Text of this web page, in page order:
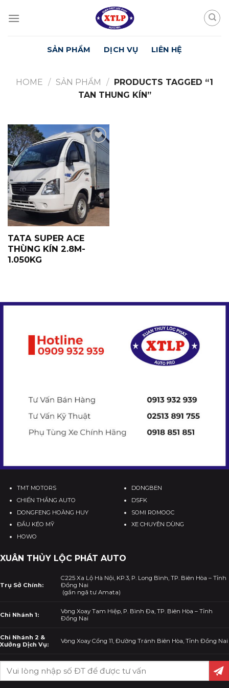
SẢN PHẨM DỊCH VỤ LIÊN HỆ
HOME / SẢN PHẨM / PRODUCTS TAGGED “1
TAN THUNG KÍN”
Yêu
Thích
TATA SUPER ACE
THÙNG KÍN 2.8M-
1.050KG
TMT MOTORS
CHIẾN THẮNG AUTO
DONGFENG HOÀNG HUY
ĐẦU KÉO MỸ
HOWO
DONGBEN
DSFK
SOMI ROMOOC
XE CHUYÊN DÙNG
XUÂN THỦY LỘC PHÁT AUTO
Trụ Sở Chính:
C225 Xa Lộ Hà Nội, KP.3, P. Long Bình, TP. Biên Hòa – Tỉnh
Đồng Nai
(gần ngã tư Amata)
Chi Nhánh 1:
Vòng Xoay Tam Hiệp, P. Bình Đa, TP. Biên Hòa – Tỉnh
Đồng Nai
Chi Nhánh 2 &
Xưởng Dịch Vụ:
Vòng Xoay Cổng 11, Đường Tránh Biên Hòa, Tỉnh Đồng Nai